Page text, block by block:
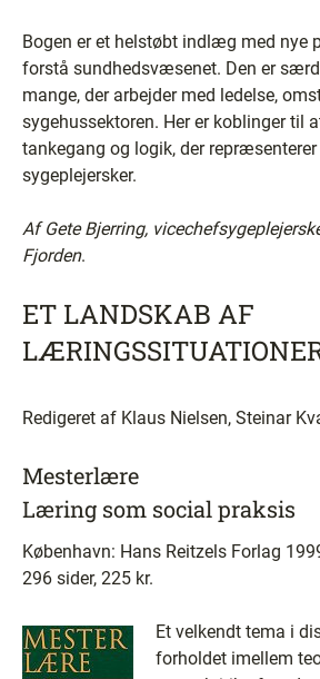
Bogen er et helstøbt indlæg med nye
forstå sundhedsvæsenet. Den er
mange, der arbejder med ledelse,
sygehussektoren. Her er koblinger til
tankegang og logik, der
sygeplejersker.
Af Gete Bjerring,
Fjorden.
ET LANDSKAB AF
Redigeret af Klaus Nielsen, Steinar
Mesterlære ­
Læring som social praksis
København: Hans Reitzels Forlag
296 sider, 225 kr.
Et velkendt tema i
forholdet imellem